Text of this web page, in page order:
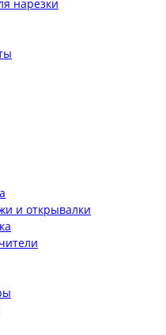
нарезки
и открывалки